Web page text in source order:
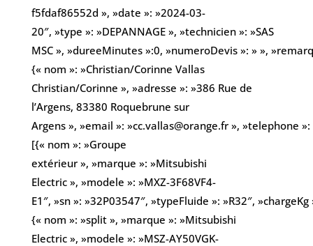
f5fdaf86552d », »date »: »2024-03-
20″, »type »: »DEPANNAGE », »technicien »: »SAS
MSC », »dureeMinutes »:0, »numeroDevis »: » »,
{« nom »: »Christian/Corinne Vallas
Christian/Corinne », »adresse »: »386 Rue de
l’Argens, 83380 Roquebrune sur
Argens », »email »: »cc.vallas@orange.fr », »telephone
[{« nom »: »Groupe
extérieur », »marque »: »Mitsubishi
Electric », »modele »: »MXZ-3F68VF4-
E1″, »sn »: »32P03547″, »typeFluide »: »R32″, »chargeKg
{« nom »: »split », »marque »: »Mitsubishi
Electric », »modele »: »MSZ-AY50VGK-